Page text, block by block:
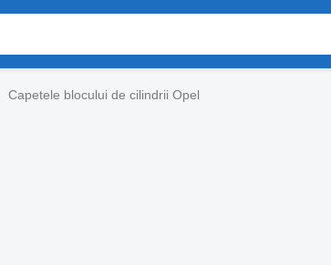
Capetele blocului de cilindrii Opel